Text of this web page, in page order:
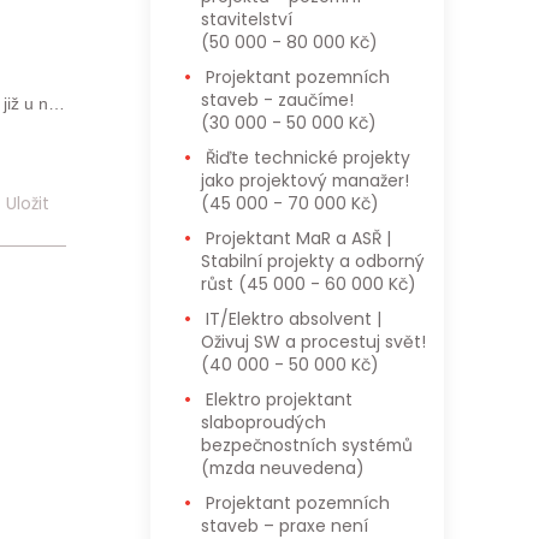
u nás
pro ně
osobní
Uložit
stavitelství
(50 000 - 80 000 Kč)
staveb - zaučíme!
(30 000 - 50 000 Kč)
jako projektový manažer!
(45 000 - 70 000 Kč)
Stabilní projekty a odborný
růst (45 000 - 60 000 Kč)
Oživuj SW a procestuj svět!
(40 000 - 50 000 Kč)
slaboproudých
bezpečnostních systémů
(mzda neuvedena)
staveb – praxe není